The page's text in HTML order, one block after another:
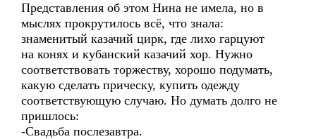
Представления об этом Нина не имела, но в
мыслях прокрутилось всё, что знала:
знаменитый казачий цирк, где лихо гарцуют
на конях и кубанский казачий хор. Нужно
соответствовать торжеству, хорошо подумать,
какую сделать прическу, купить одежду
соответствующую случаю. Но думать долго не
пришлось:
-Свадьба послезавтра.